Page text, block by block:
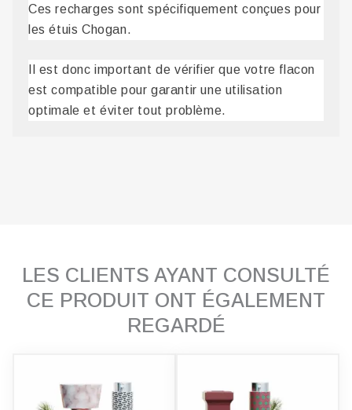
Ces recharges sont spécifiquement conçues pour
les étuis Chogan.
Il est donc important de vérifier que votre flacon
est compatible pour garantir une utilisation
optimale et éviter tout problème.
LES CLIENTS AYANT CONSULTÉ
CE PRODUIT ONT ÉGALEMENT
REGARDÉ